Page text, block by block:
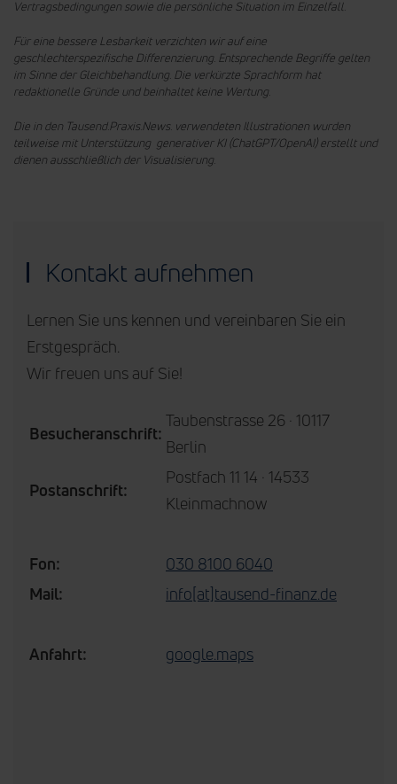
Vertragsbedingungen sowie die persönliche Situation im Einzelfall.
Für eine bessere Lesbarkeit verzichten wir auf eine
geschlechterspezifische Differenzierung. Entsprechende Begriffe gelten
im Sinne der Gleichbehandlung. Die verkürzte Sprachform hat
redaktionelle Gründe und beinhaltet keine Wertung.
Die in den Tausend.Praxis.News. verwendeten Illustrationen wurden
teilweise mit Unterstützung generativer KI (ChatGPT/OpenAI) erstellt und
dienen ausschließlich der Visualisierung.
Kontakt aufnehmen
Lernen Sie uns kennen und vereinbaren Sie ein
Erstgespräch.
Wir freuen uns auf Sie!
Besucheranschrift:
Taubenstrasse 26 · 10117
Berlin
Postanschrift:
Postfach 11 14 · 14533
Kleinmachnow
Fon:
030 8100 6040
Mail:
info[at]tausend-finanz.de
Anfahrt: google.maps